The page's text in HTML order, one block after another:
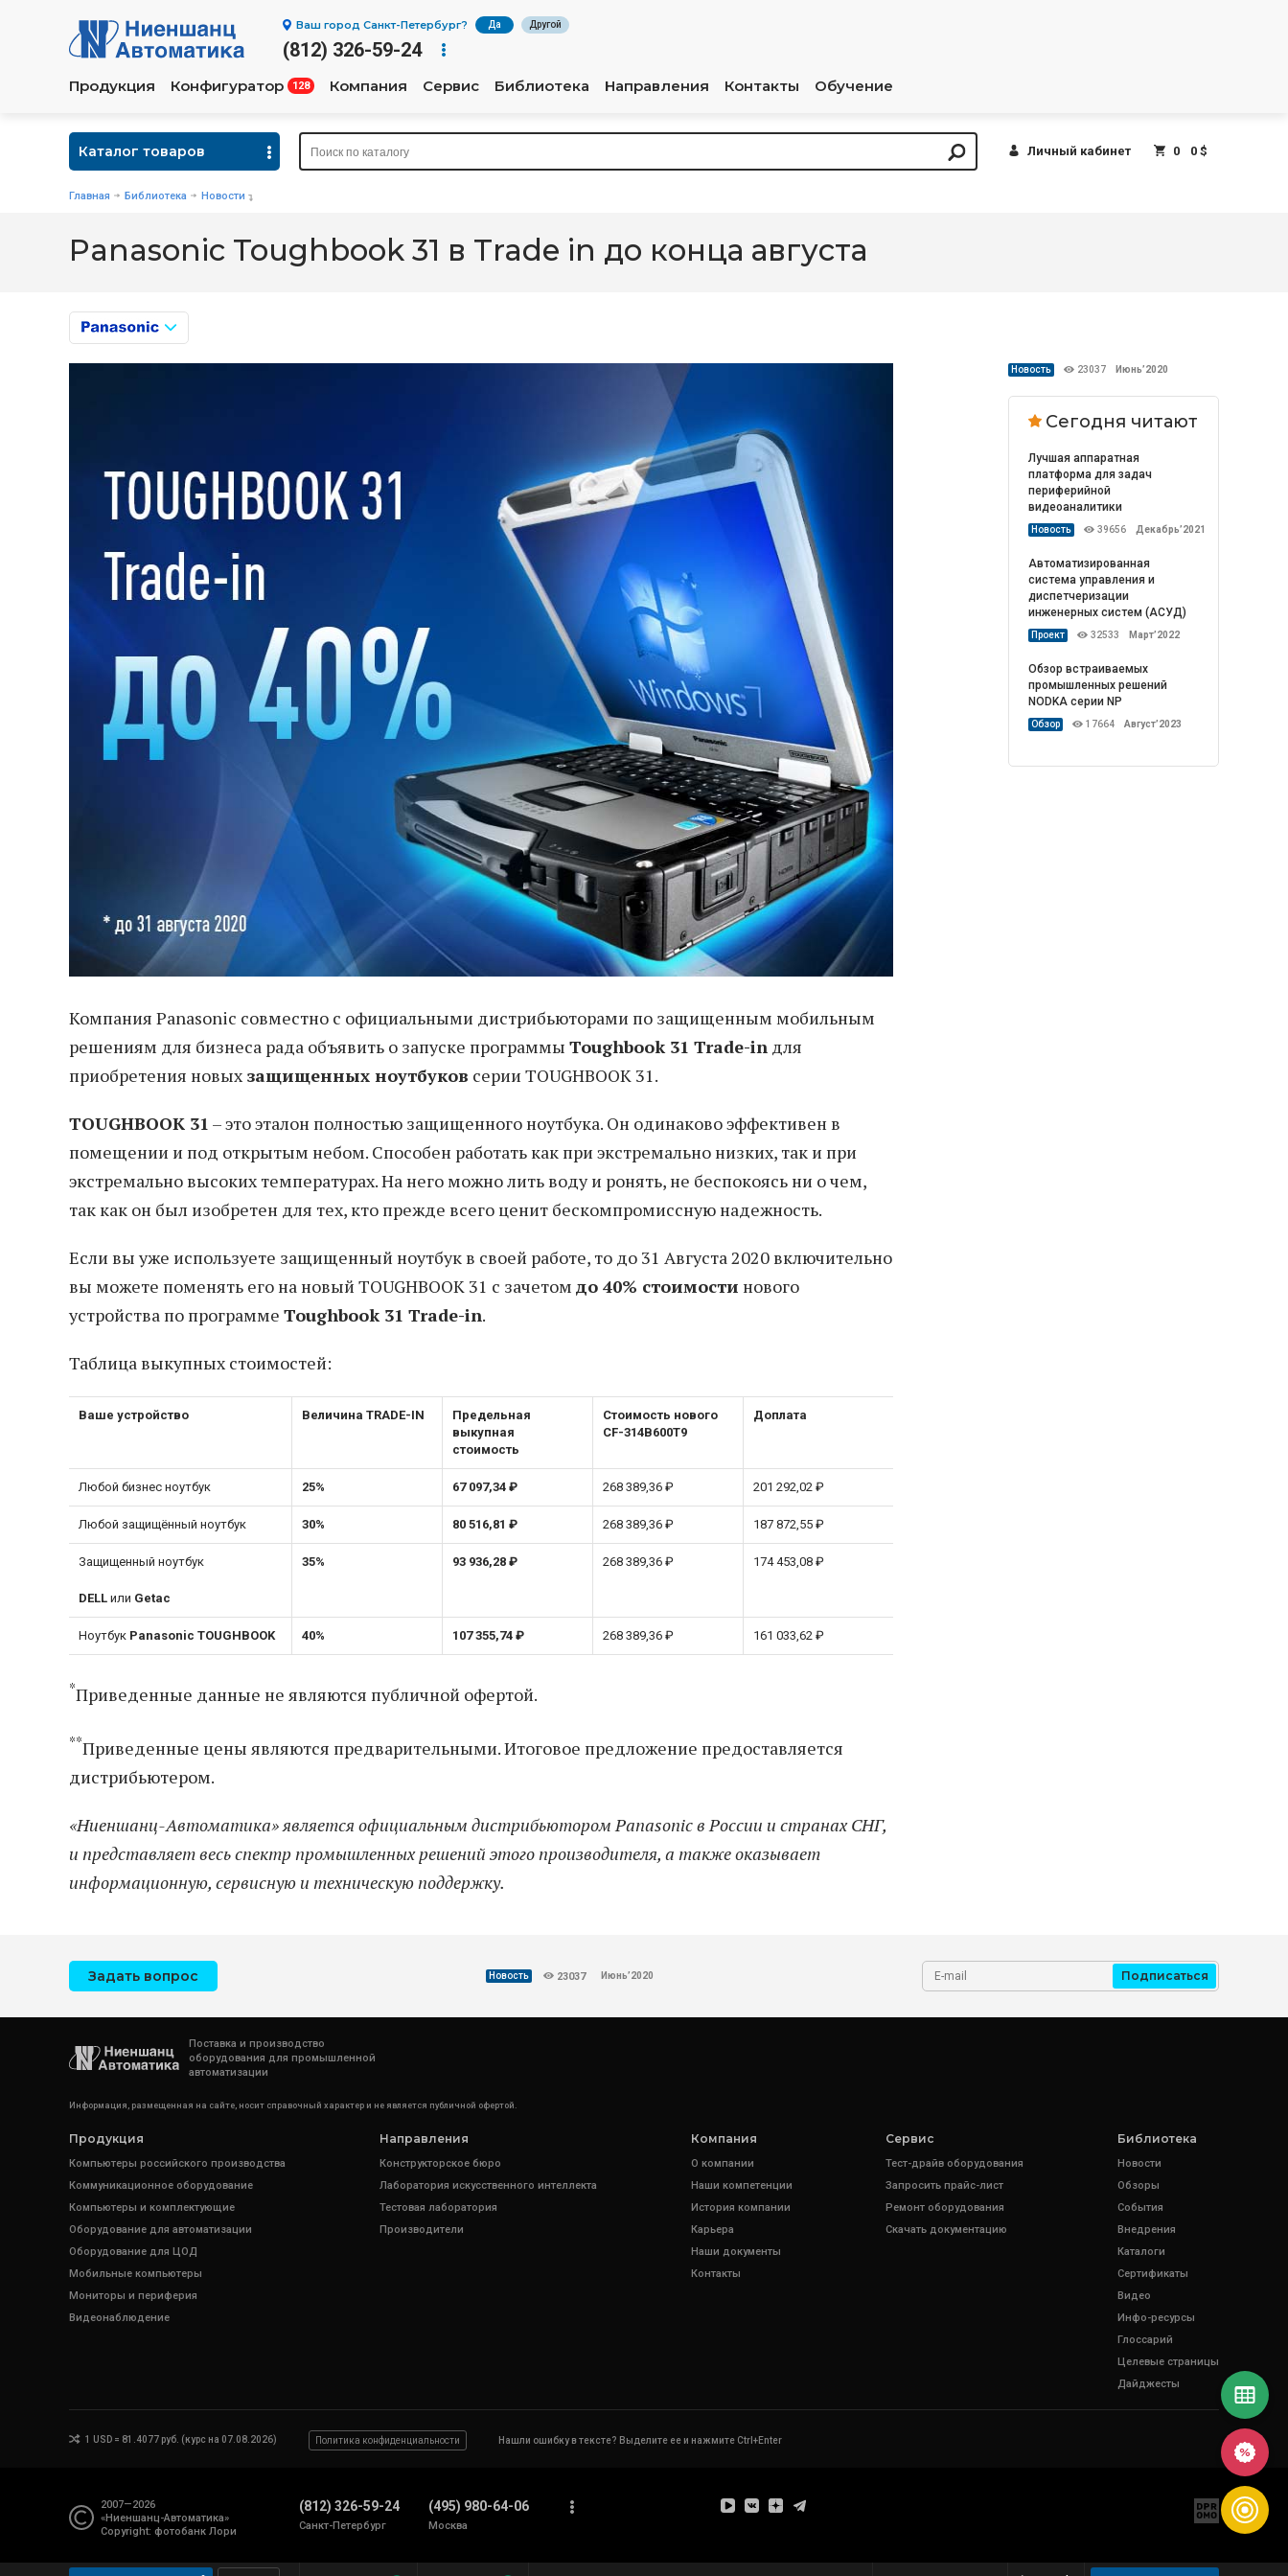
Ваш город Санкт-Петербург? Да Другой
(812) 326-59-24
Продукция Конфигуратор 128 Компания Сервис Библиотека Направления Контакты Обучение
Каталог товаров Личный кабинет 0 0 $
Главная Библиотека Новости
Panasonic Toughbook 31 в Trade in до конца августа
Компания Panasonic совместно с официальными дистрибьюторами по защищенным мобильным
решениям для бизнеса рада объявить о запуске программы Toughbook 31 Trade-in для
приобретения новых защищенных ноутбуков серии TOUGHBOOK 31.
TOUGHBOOK 31 – это эталон полностью защищенного ноутбука. Он одинаково эффективен в
помещении и под открытым небом. Способен работать как при экстремально низких, так и при
экстремально высоких температурах. На него можно лить воду и ронять, не беспокоясь ни о чем,
так как он был изобретен для тех, кто прежде всего ценит бескомпромиссную надежность.
Если вы уже используете защищенный ноутбук в своей работе, то до 31 Августа 2020 включительно
вы можете поменять его на новый TOUGHBOOK 31 с зачетом до 40% стоимости нового
устройства по программе Toughbook 31 Trade-in.
Таблица выкупных стоимостей:
Ваше устройство Величина TRADE-IN
Предельная
выкупная
стоимость
Стоимость нового
CF-314B600T9
Доплата
Любой бизнес ноутбук 25% 67 097,34 ₽ 268 389,36 ₽ 201 292,02 ₽
Любой защищённый ноутбук 30% 80 516,81 ₽ 268 389,36 ₽ 187 872,55 ₽
Защищенный ноутбук
DELL или Getac
35% 93 936,28 ₽ 268 389,36 ₽ 174 453,08 ₽
Ноутбук Panasonic TOUGHBOOK 40% 107 355,74 ₽ 268 389,36 ₽ 161 033,62 ₽
*Приведенные данные не являются публичной офертой.
**Приведенные цены являются предварительными. Итоговое предложение предоставляется
дистрибьютером.
«Ниеншанц-Автоматика» является официальным дистрибьютором Panasonic в России и странах СНГ,
и представляет весь спектр промышленных решений этого производителя, а также оказывает
информационную, сервисную и техническую поддержку.
Новость 23037 Июнь’2020
Сегодня читают
Лучшая аппаратная
платформа для задач
периферийной
видеоаналитики
Новость 39656 Декабрь’2021
Автоматизированная
система управления и
диспетчеризации
инженерных систем (АСУД)
Проект 32533 Март’2022
Обзор встраиваемых
промышленных решений
NODKA серии NP
Обзор 17664 Август’2023
Задать вопрос Новость 23037 Июнь’2020 Подписаться
Поставка и производство
оборудования для промышленной
автоматизации
Информация, размещенная на сайте, носит справочный характер и не является публичной офертой.
Продукция
Компьютеры российского производства
Коммуникационное оборудование
Компьютеры и комплектующие
Оборудование для автоматизации
Оборудование для ЦОД
Мобильные компьютеры
Мониторы и периферия
Видеонаблюдение
Направления
Конструкторское бюро
Лаборатория искусственного интеллекта
Тестовая лаборатория
Производители
Компания
О компании
Наши компетенции
История компании
Карьера
Наши документы
Контакты
Сервис
Тест-драйв оборудования
Запросить прайс-лист
Ремонт оборудования
Скачать документацию
Библиотека
Новости
Обзоры
События
Внедрения
Каталоги
Сертификаты
Видео
Инфо-ресурсы
Глоссарий
Целевые страницы
Дайджесты
1 USD = 81.4077 руб. (курс на 07.08.2026) Политика конфиденциальности Нашли ошибку в тексте? Выделите ее и нажмите Ctrl+Enter
2007—2026
«Ниеншанц-Автоматика»
Copyright: фотобанк Лори
(812) 326-59-24
Санкт-Петербург
(495) 980-64-06
Москва